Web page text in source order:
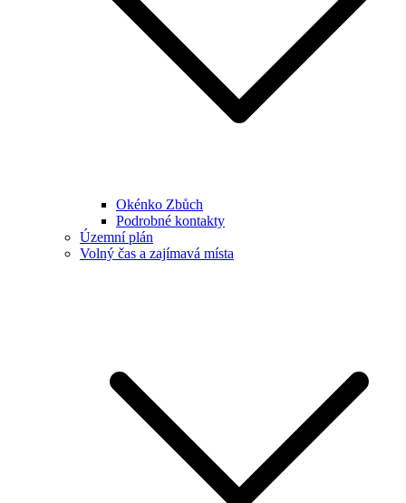
Okénko Zbůch
Podrobné kontakty
Územní plán
Volný čas a zajímavá místa